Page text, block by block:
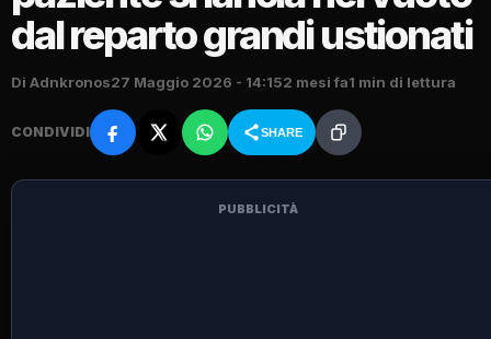
dal reparto grandi ustionati
Di Adnkronos27 Maggio 2026 - 14:152 mesi fa1 min di lettura
CONDIVIDI SHARE
PUBBLICITÀ